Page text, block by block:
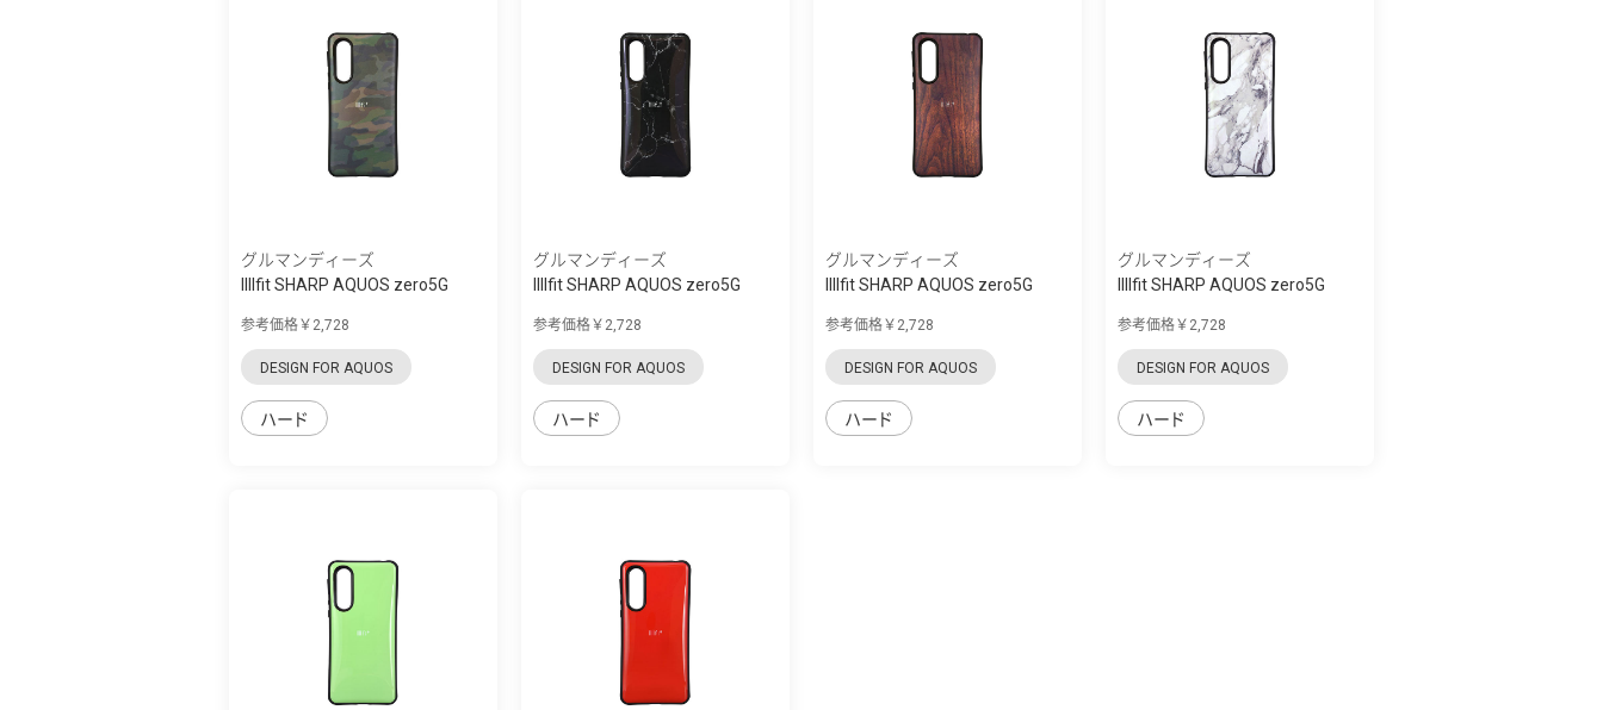
グルマンディーズ
IIIIfit SHARP AQUOS zero5G
参考価格￥2,728
DESIGN FOR AQUOS
ハード
グルマンディーズ
IIIIfit SHARP AQUOS zero5G
参考価格￥2,728
DESIGN FOR AQUOS
ハード
グルマンディーズ
IIIIfit SHARP AQUOS zero5G
参考価格￥2,728
DESIGN FOR AQUOS
ハード
グルマンディーズ
IIIIfit SHARP AQUOS zero5G
参考価格￥2,728
DESIGN FOR AQUOS
ハード